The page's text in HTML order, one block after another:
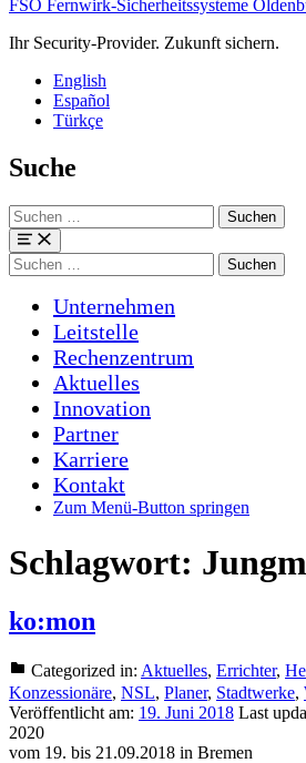
FSO Fernwirk-Sicherheitssysteme
Ihr Security-Provider. Zukunft sichern.
English
Español
Türkçe
Suche
Suchen
nach:
Menü
Suchen
nach:
Unternehmen
Leitstelle
Rechenzentrum
Aktuelles
Innovation
Partner
Karriere
Kontakt
Zum Menü-Button springen
Schlagwort:
ko:mon
Categorized in: Aktuelles, Errichter,
Konzessionäre, NSL, Planer, Stadtwerke,
Veröffentlicht am: 19. Juni 2018 Last
2020
vom 19. bis 21.09.2018 in Bremen